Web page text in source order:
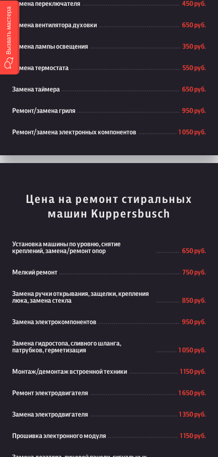
Замена переключателя 450 руб.
Замена вентилятора духовки 650 руб.
Замена лампы освещения 350 руб.
Замена термостата 550 руб.
Замена таймера 650 руб.
Ремонт/замена гриля 950 руб.
Ремонт/замена электронных компонентов 1 050 руб.
Цена на ремонт стиральных
машин Kuppersbusch
Установка машины по уровню, снятие
креплений, замена/ремонт опор
650 руб.
Мелкий ремонт 750 руб.
Замена ручки открывания, защелки, крепления
люка, замена стекла
850 руб.
Замена электрокомпонентов 950 руб.
Замена гидростопа, сливного шланга,
патрубков, герметизация
1 050 руб.
Монтаж/демонтаж встроенной техники 1 150 руб.
Ремонт электродвигателя 1 650 руб.
Замена электродвигателя 1 350 руб.
Прошивка электронного модуля 1 150 руб.
Вызвать мастера